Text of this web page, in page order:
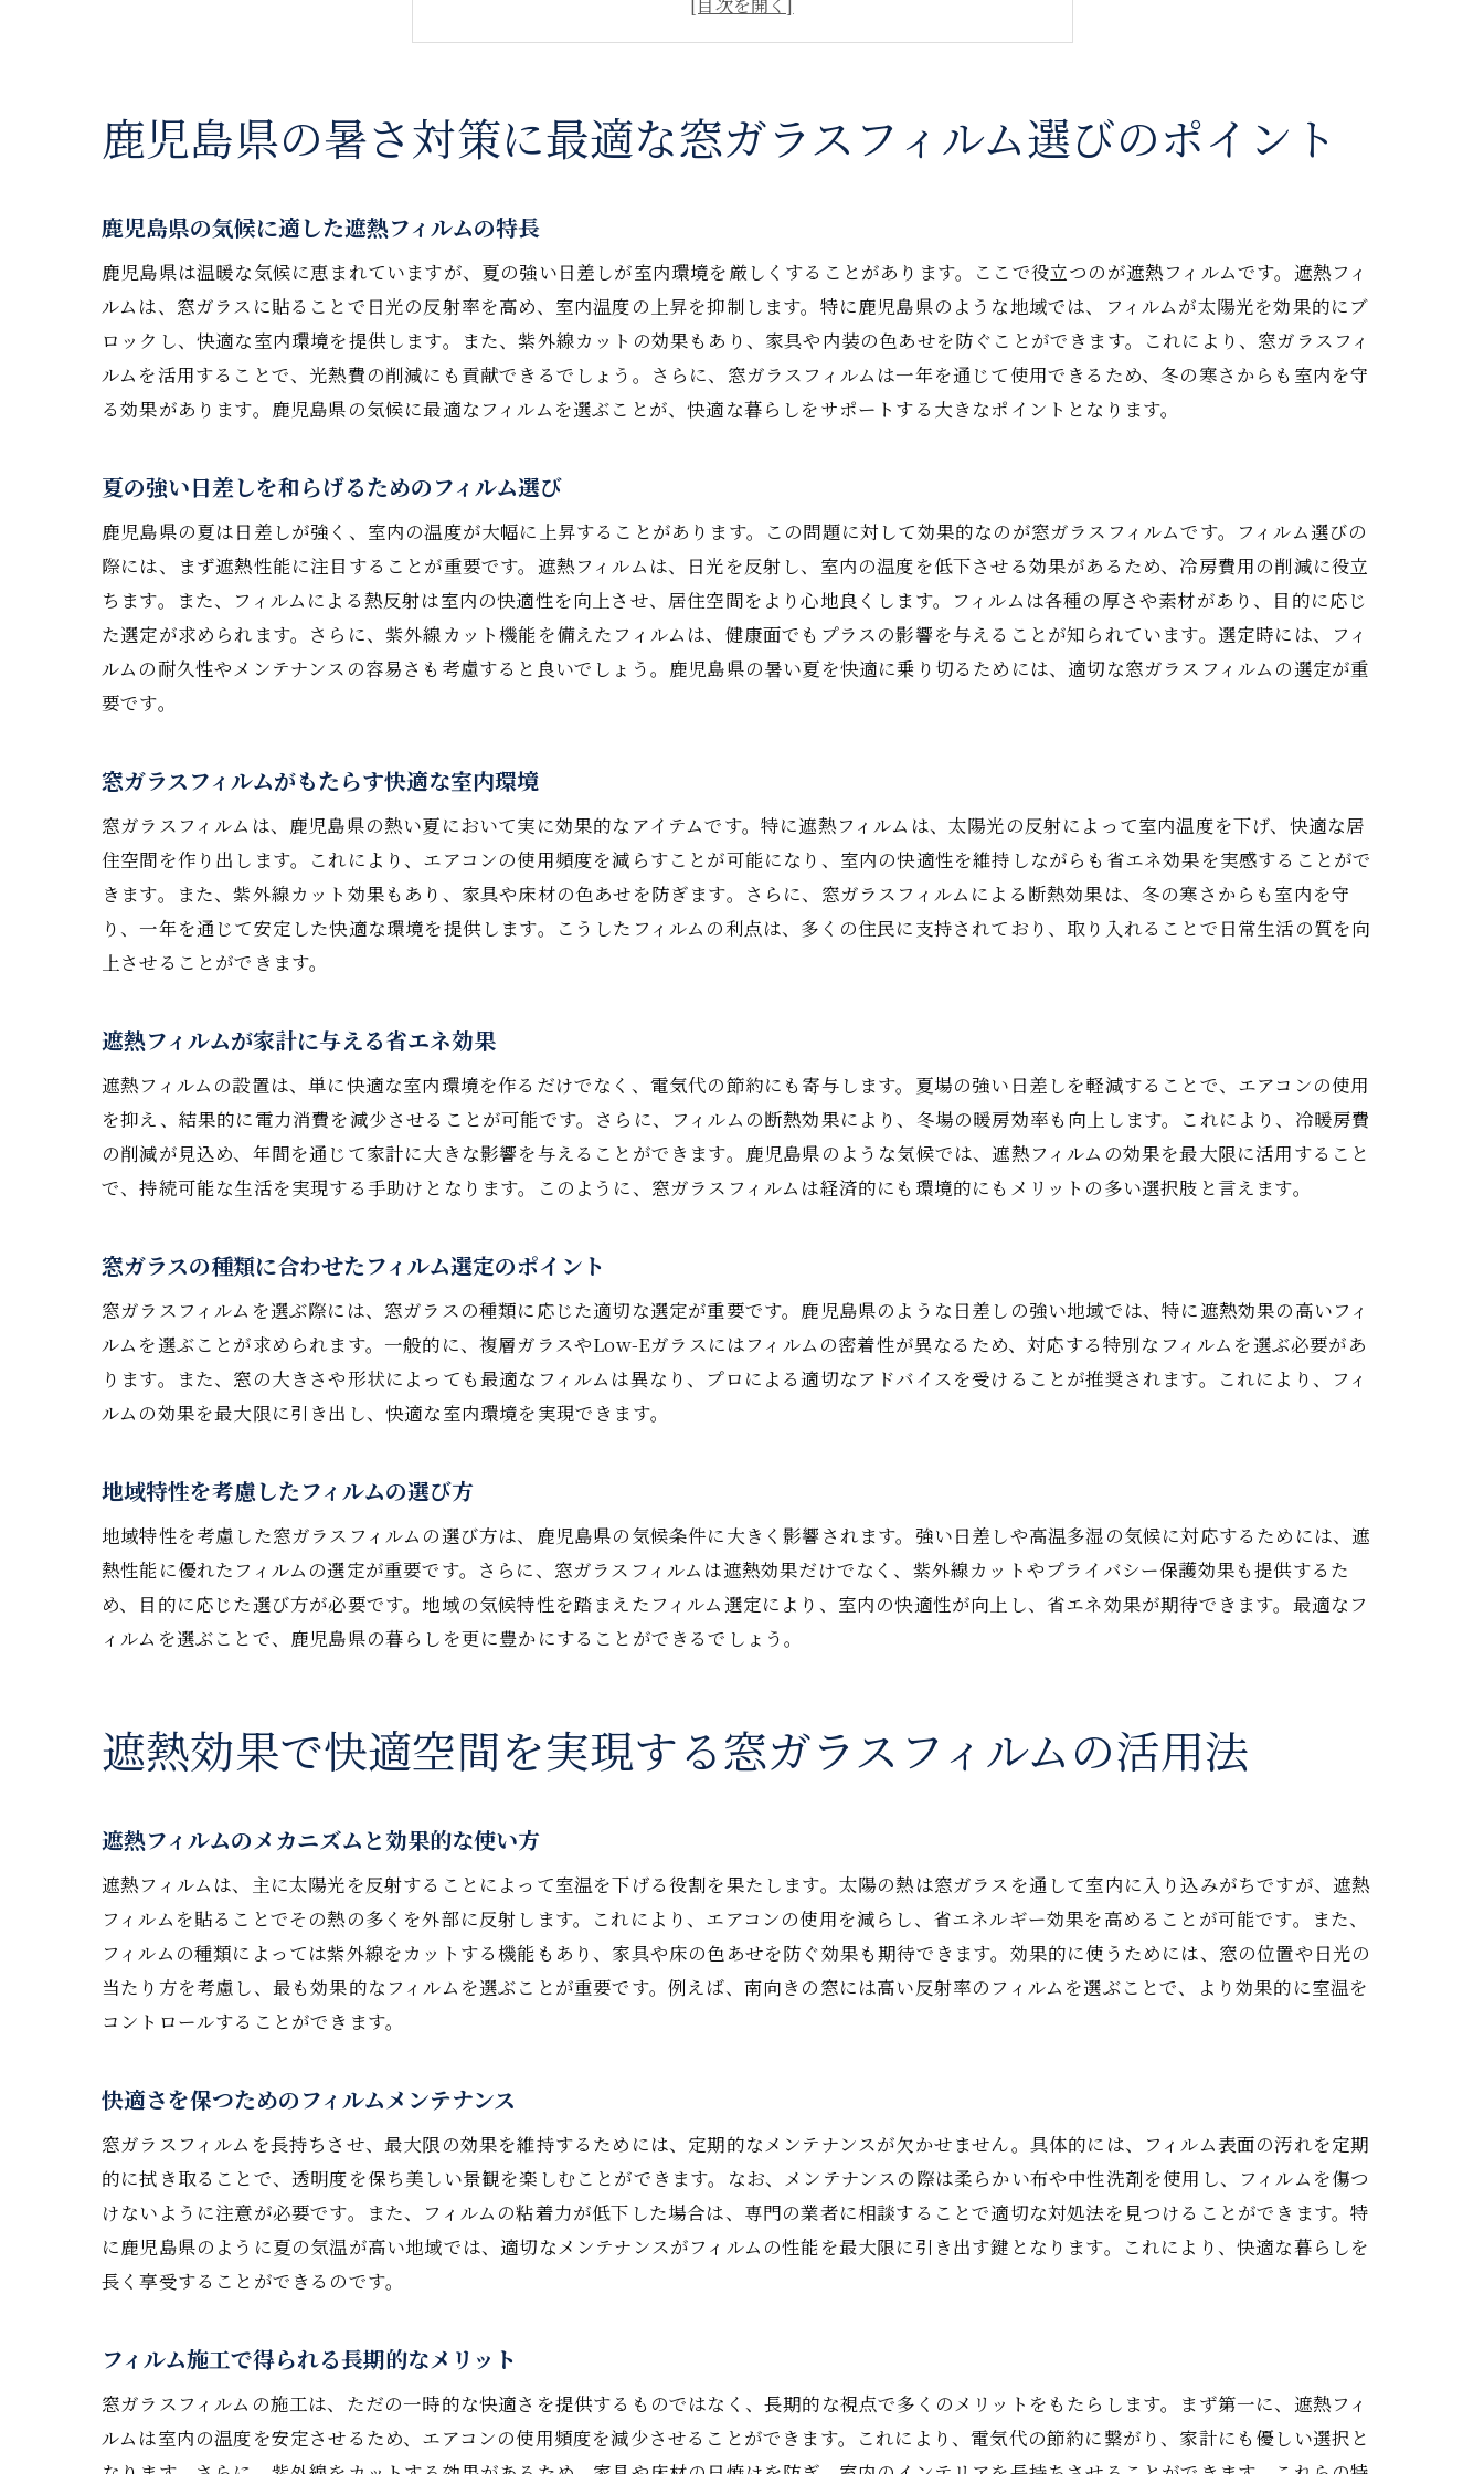
遮熱フィルムが家計に与える省エネ効果
地域特性を考慮したフィルムの選び方
遮熱効果で快適空間を実現する窓ガラスフィルムの活用法
快適さを保つためのフィルムメンテナンス
フィルム施工で得られる長期的なメリット
実際の使用例から見るフィルムの効果
フィルム導入で得られる新たな生活スタイル
遮熱フィルムのカスタマイズオプション
エネルギー効率を上げるための窓ガラスフィルムの選定ガイド
窓ガラスフィルムによるエネルギーコストの削減
環境に優しいフィルム選びの進め方
効果的なフィルム選定のためのチェックリスト
商業施設向けフィルムの選び方
エネルギー効率を考慮したフィルムの導入事例
夏の快適さを維持する遮熱フィルムの役割
フィルムによる室温調整の具体的な方法
窓ガラスフィルムがもたらす涼しさの体感
遮熱フィルムの長所とその選び方
フィルム施工で実現する涼しさの維持
遮熱フィルム導入でのコストパフォーマンス
家庭に適したフィルムの選び方ガイド
フィルム選定で考える居住空間の快適性
遮熱フィルムが家庭に与える経済的効果
窓ガラスフィルムの省エネ効果を徹底解説
地域に根ざしたフィルムの使用法
フィルム導入で実現する環境保護の方法
鹿児島県におけるフィルム活用の実例
省エネ生活の実現に向けたフィルムの選び方
季節を問わないフィルムの効果的運用法
フィルムの長期使用による快適性の維持
四季に応じたフィルムの選び方と活用法
フィルム導入による年間効果のレビュー
窓ガラスフィルムで実現する鹿児島県での快適な住環境
鹿児島県特有の気候に適したフィルム活用
フィルム施工で変わる居住空間の質
地域の特性を活かしたフィルム選び
窓ガラスフィルムによる住環境の最適化
鹿児島県の暑さ対策に最適な窓ガラスフィルム選びのポイント
鹿児島県の気候に適した遮熱フィルムの特長
鹿児島県は温暖な気候に恵まれていますが、夏の強い日差しが室内環境を厳しくすることがあります。ここで役立つのが遮熱フィルムです。遮熱フィ
ルムは、窓ガラスに貼ることで日光の反射率を高め、室内温度の上昇を抑制します。特に鹿児島県のような地域では、フィルムが太陽光を効果的にブ
ロックし、快適な室内環境を提供します。また、紫外線カットの効果もあり、家具や内装の色あせを防ぐことができます。これにより、窓ガラスフィ
ルムを活用することで、光熱費の削減にも貢献できるでしょう。さらに、窓ガラスフィルムは一年を通じて使用できるため、冬の寒さからも室内を守
る効果があります。鹿児島県の気候に最適なフィルムを選ぶことが、快適な暮らしをサポートする大きなポイントとなります。
夏の強い日差しを和らげるためのフィルム選び
鹿児島県の夏は日差しが強く、室内の温度が大幅に上昇することがあります。この問題に対して効果的なのが窓ガラスフィルムです。フィルム選びの
際には、まず遮熱性能に注目することが重要です。遮熱フィルムは、日光を反射し、室内の温度を低下させる効果があるため、冷房費用の削減に役立
ちます。また、フィルムによる熱反射は室内の快適性を向上させ、居住空間をより心地良くします。フィルムは各種の厚さや素材があり、目的に応じ
た選定が求められます。さらに、紫外線カット機能を備えたフィルムは、健康面でもプラスの影響を与えることが知られています。選定時には、フィ
ルムの耐久性やメンテナンスの容易さも考慮すると良いでしょう。鹿児島県の暑い夏を快適に乗り切るためには、適切な窓ガラスフィルムの選定が重
要です。
窓ガラスフィルムがもたらす快適な室内環境
窓ガラスフィルムは、鹿児島県の熱い夏において実に効果的なアイテムです。特に遮熱フィルムは、太陽光の反射によって室内温度を下げ、快適な居
住空間を作り出します。これにより、エアコンの使用頻度を減らすことが可能になり、室内の快適性を維持しながらも省エネ効果を実感することがで
きます。また、紫外線カット効果もあり、家具や床材の色あせを防ぎます。さらに、窓ガラスフィルムによる断熱効果は、冬の寒さからも室内を守
り、一年を通じて安定した快適な環境を提供します。こうしたフィルムの利点は、多くの住民に支持されており、取り入れることで日常生活の質を向
上させることができます。
遮熱フィルムが家計に与える省エネ効果
遮熱フィルムの設置は、単に快適な室内環境を作るだけでなく、電気代の節約にも寄与します。夏場の強い日差しを軽減することで、エアコンの使用
を抑え、結果的に電力消費を減少させることが可能です。さらに、フィルムの断熱効果により、冬場の暖房効率も向上します。これにより、冷暖房費
の削減が見込め、年間を通じて家計に大きな影響を与えることができます。鹿児島県のような気候では、遮熱フィルムの効果を最大限に活用すること
で、持続可能な生活を実現する手助けとなります。このように、窓ガラスフィルムは経済的にも環境的にもメリットの多い選択肢と言えます。
窓ガラスの種類に合わせたフィルム選定のポイント
窓ガラスフィルムを選ぶ際には、窓ガラスの種類に応じた適切な選定が重要です。鹿児島県のような日差しの強い地域では、特に遮熱効果の高いフィ
ルムを選ぶことが求められます。一般的に、複層ガラスやLow-Eガラスにはフィルムの密着性が異なるため、対応する特別なフィルムを選ぶ必要があ
ります。また、窓の大きさや形状によっても最適なフィルムは異なり、プロによる適切なアドバイスを受けることが推奨されます。これにより、フィ
ルムの効果を最大限に引き出し、快適な室内環境を実現できます。
地域特性を考慮したフィルムの選び方
地域特性を考慮した窓ガラスフィルムの選び方は、鹿児島県の気候条件に大きく影響されます。強い日差しや高温多湿の気候に対応するためには、遮
熱性能に優れたフィルムの選定が重要です。さらに、窓ガラスフィルムは遮熱効果だけでなく、紫外線カットやプライバシー保護効果も提供するた
め、目的に応じた選び方が必要です。地域の気候特性を踏まえたフィルム選定により、室内の快適性が向上し、省エネ効果が期待できます。最適なフ
ィルムを選ぶことで、鹿児島県の暮らしを更に豊かにすることができるでしょう。
遮熱効果で快適空間を実現する窓ガラスフィルムの活用法
遮熱フィルムのメカニズムと効果的な使い方
遮熱フィルムは、主に太陽光を反射することによって室温を下げる役割を果たします。太陽の熱は窓ガラスを通して室内に入り込みがちですが、遮熱
フィルムを貼ることでその熱の多くを外部に反射します。これにより、エアコンの使用を減らし、省エネルギー効果を高めることが可能です。また、
フィルムの種類によっては紫外線をカットする機能もあり、家具や床の色あせを防ぐ効果も期待できます。効果的に使うためには、窓の位置や日光の
当たり方を考慮し、最も効果的なフィルムを選ぶことが重要です。例えば、南向きの窓には高い反射率のフィルムを選ぶことで、より効果的に室温を
コントロールすることができます。
快適さを保つためのフィルムメンテナンス
窓ガラスフィルムを長持ちさせ、最大限の効果を維持するためには、定期的なメンテナンスが欠かせません。具体的には、フィルム表面の汚れを定期
的に拭き取ることで、透明度を保ち美しい景観を楽しむことができます。なお、メンテナンスの際は柔らかい布や中性洗剤を使用し、フィルムを傷つ
けないように注意が必要です。また、フィルムの粘着力が低下した場合は、専門の業者に相談することで適切な対処法を見つけることができます。特
に鹿児島県のように夏の気温が高い地域では、適切なメンテナンスがフィルムの性能を最大限に引き出す鍵となります。これにより、快適な暮らしを
長く享受することができるのです。
フィルム施工で得られる長期的なメリット
窓ガラスフィルムの施工は、ただの一時的な快適さを提供するものではなく、長期的な視点で多くのメリットをもたらします。まず第一に、遮熱フィ
ルムは室内の温度を安定させるため、エアコンの使用頻度を減少させることができます。これにより、電気代の節約に繋がり、家計にも優しい選択と